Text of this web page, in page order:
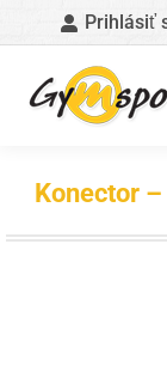
Prihlásiť
Konector